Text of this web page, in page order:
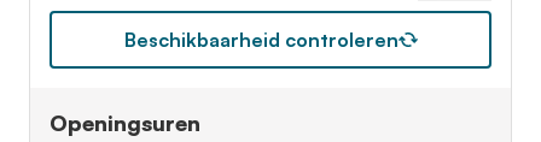
Beschikbaarheid controleren
Openingsuren